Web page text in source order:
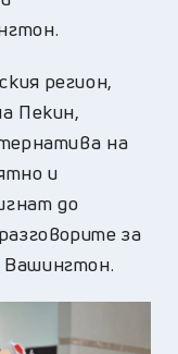
регион,
Пекин,
на
и
до
за